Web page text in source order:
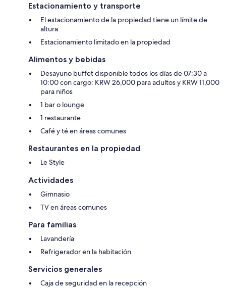
Estacionamiento y transporte
El estacionamiento de la propiedad tiene un límite de
altura
Estacionamiento limitado en la propiedad
Alimentos y bebidas
Desayuno buffet disponible todos los días de 07:30 a
10:00 con cargo: KRW 26,000 para adultos y KRW 11,000
para niños
1 bar o lounge
1 restaurante
Café y té en áreas comunes
Restaurantes en la propiedad
Le Style
Actividades
Gimnasio
TV en áreas comunes
Para familias
Lavandería
Refrigerador en la habitación
Servicios generales
Caja de seguridad en la recepción